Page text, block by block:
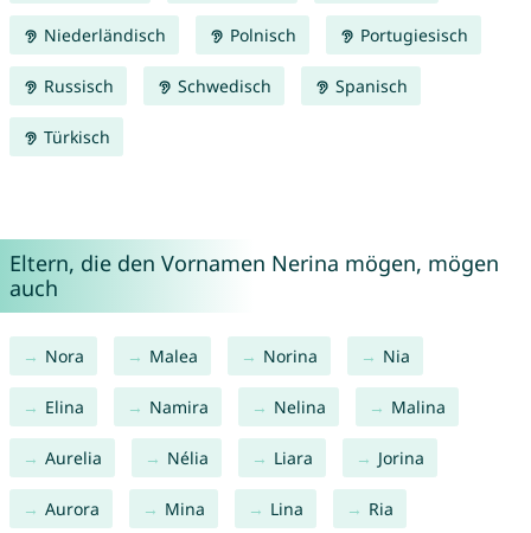
Niederländisch Polnisch Portugiesisch
Russisch Schwedisch Spanisch
Türkisch
Eltern, die den Vornamen Nerina mögen, mögen
auch
Nora Malea Norina Nia
Elina Namira Nelina Malina
Aurelia Nélia Liara Jorina
Aurora Mina Lina Ria